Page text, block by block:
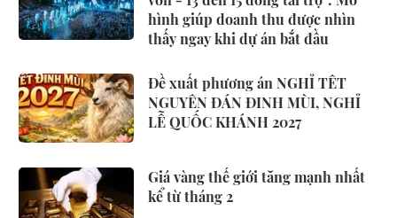
hình giúp doanh thu được nhìn
thấy ngay khi dự án bắt đầu
Đề xuất phương án NGHỈ TẾT
NGUYÊN ĐÁN ĐINH MÙI, NGHỈ
LỄ QUỐC KHÁNH 2027
Giá vàng thế giới tăng mạnh nhất
kể từ tháng 2